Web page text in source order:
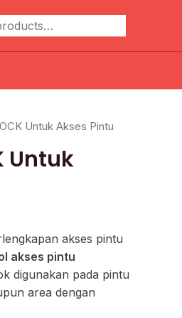
Untuk Akses Pintu
Untuk
akses pintu
akses pintu
digunakan pada pintu
area dengan